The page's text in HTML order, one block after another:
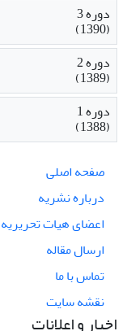
دوره 3
(1390)
دوره 2
(1389)
دوره 1
(1388)
صفحه اصلی
درباره نشریه
اعضای هیات تحریریه
ارسال مقاله
تماس با ما
نقشه سایت
اخبار و اعلانات